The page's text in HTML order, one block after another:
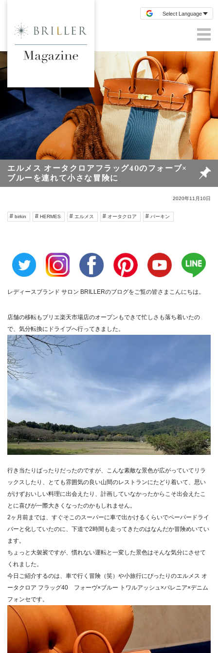
エルメス オータクロアフラッグ40のフォーブ×
ブルーを連れて小さな冒険に
2020年11月10日
birkin HERMES エルメス オータクロア バーキン
レディースブランド サロン BRILLERのブログをご覧の皆さまこんにちは。
店舗の移転もブリエ楽天市場店のオープンもできて忙しさも落ち着いたの
で、気分転換にドライブへ行ってきました。
行き当たりばったりだったのですが、 こんな素敵な景色が広がっていてリラ
ックスしたり、とても雰囲気の良い山間のレストランにたどり着いて、 思い
がけずおいしい料理に出会えたり、 計画していなかったからこそ出会えたこ
とに喜びが一際大きくなったのかもしれません。
2ヶ月前までは、 すぐそこのスーパーに車で出かけるくらいでペーパードライ
バーと 化していたのに、 下道で2時間も走ってきたのはなんだか冒険めいてい
ます。
ちょっと大袈裟ですが、慣れない運転と一変した景色はそんな気分にさせて
くれました。
今日ご紹介するのは、車で行く冒険（笑）や小旅行にぴったりのエルメス オ
ータクロア フラッグ40 フォーヴ×ブルー トワルアッシュ×バレニア×デニム
フォンセです。